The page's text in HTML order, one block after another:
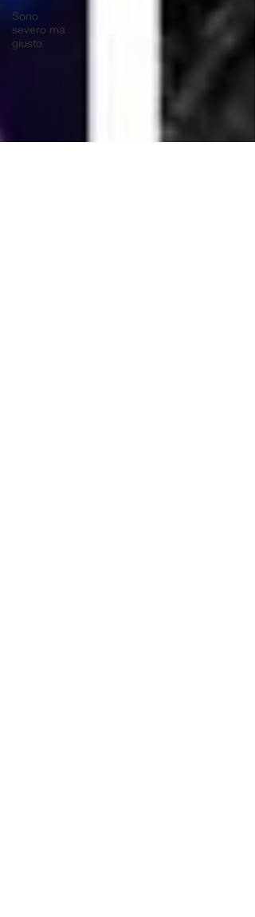
Sono
severo ma
giusto